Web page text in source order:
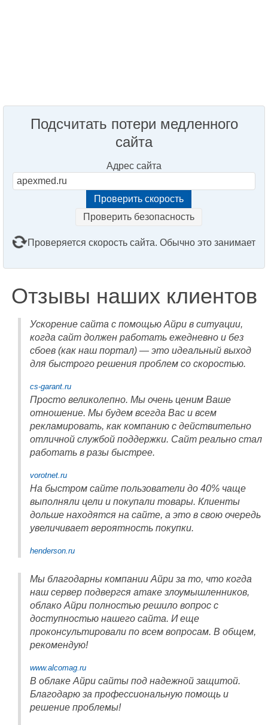
Подсчитать потери медленного
сайта
Адрес сайта
Проверить безопасность
Проверяется скорость сайта. Обычно это занимает
Отзывы наших клиентов
Ускорение сайта с помощью Айри в ситуации,
когда сайт должен работать ежедневно и без
сбоев (как наш портал) — это идеальный выход
для быстрого решения проблем со скоростью.
cs-garant.ru
Просто великолепно. Мы очень ценим Ваше
отношение. Мы будем всегда Вас и всем
рекламировать, как компанию с действительно
отличной службой поддержки. Сайт реально стал
работать в разы быстрее.
vorotnet.ru
На быстром сайте пользователи до 40% чаще
выполняли цели и покупали товары. Клиенты
дольше находятся на сайте, а это в свою очередь
увеличивает вероятность покупки.
henderson.ru
Мы благодарны компании Айри за то, что когда
наш сервер подвергся атаке злоумышленников,
облако Айри полностью решило вопрос с
доступностью нашего сайта. И еще
проконсультировали по всем вопросам. В общем,
рекомендую!
www.alcomag.ru
В облаке Айри сайты под надежной защитой.
Благодарю за профессиональную помощь и
решение проблемы!